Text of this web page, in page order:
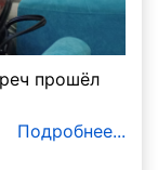
прошёл
Подробнее...